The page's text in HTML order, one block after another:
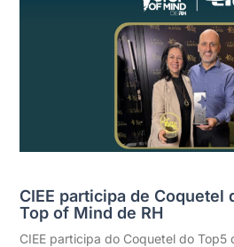
CIEE participa de Coquetel
Top of Mind de RH
CIEE participa do Coquetel do Top5